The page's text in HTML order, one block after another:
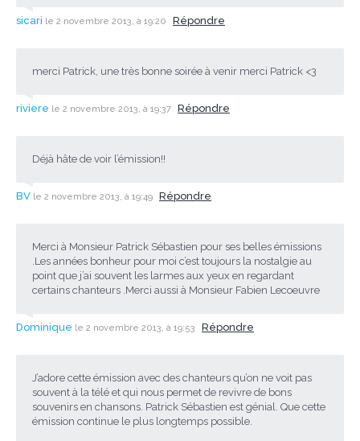
sicari le 2 novembre 2013, à 19:20 Répondre
merci Patrick, une très bonne soirée à venir merci Patrick <3
riviere le 2 novembre 2013, à 19:37 Répondre
Déjà hâte de voir l’émission!!
BV le 2 novembre 2013, à 19:49 Répondre
Merci à Monsieur Patrick Sébastien pour ses belles émissions
.Les années bonheur pour moi c’est toujours la nostalgie au
point que j’ai souvent les larmes aux yeux en regardant
certains chanteurs .Merci aussi à Monsieur Fabien Lecoeuvre
Dominique le 2 novembre 2013, à 19:53 Répondre
J’adore cette émission avec des chanteurs qu’on ne voit pas
souvent à la télé et qui nous permet de revivre de bons
souvenirs en chansons. Patrick Sébastien est génial. Que cette
émission continue le plus longtemps possible.